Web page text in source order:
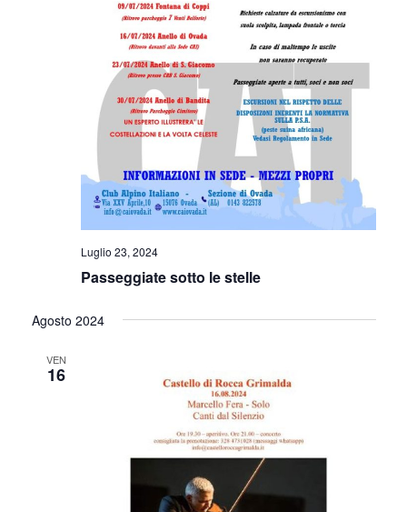
Luglio 23, 2024
Passeggiate sotto le stelle
Agosto 2024
VEN
16